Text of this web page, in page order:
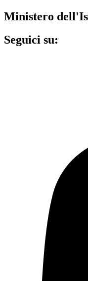
Ministero
Seguici su: